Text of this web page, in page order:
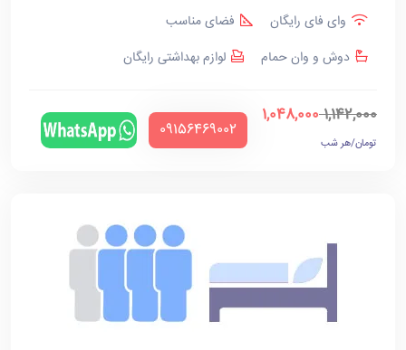
وای فای رایگان
فضای مناسب
دوش و وان حمام
لوازم بهداشتی رایگان
1,142,000
1,048,000
تومان/هر شب
‪09156469002‬